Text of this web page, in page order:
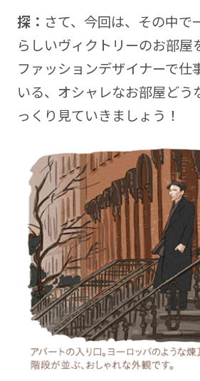
探： さて、今回は、その中で
らしいヴィクトリーのお部
ファッションデザイナーで仕
いる、オシャレなお部屋どう
っくり見ていきましょう！